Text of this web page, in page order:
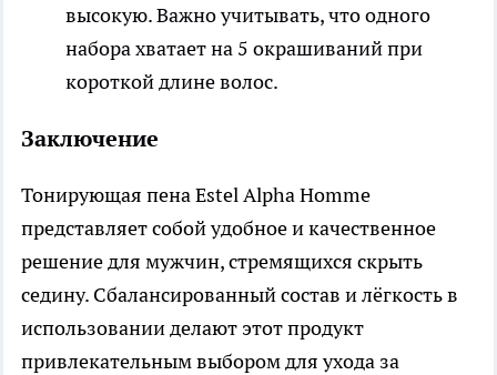
высокую. Важно учитывать, что одного
набора хватает на 5 окрашиваний при
короткой длине волос.
Заключение
Тонирующая пена Estel Alpha Homme
представляет собой удобное и качественное
решение для мужчин, стремящихся скрыть
седину. Сбалансированный состав и лёгкость в
использовании делают этот продукт
привлекательным выбором для ухода за